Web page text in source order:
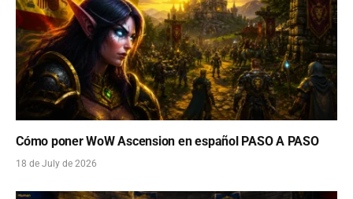
Cómo poner WoW Ascension en español PASO A PASO
18 de July de 2026